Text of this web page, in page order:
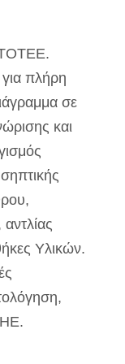
ΤΟΤΕΕ.
πλήρη
σε
και
Υλικών.